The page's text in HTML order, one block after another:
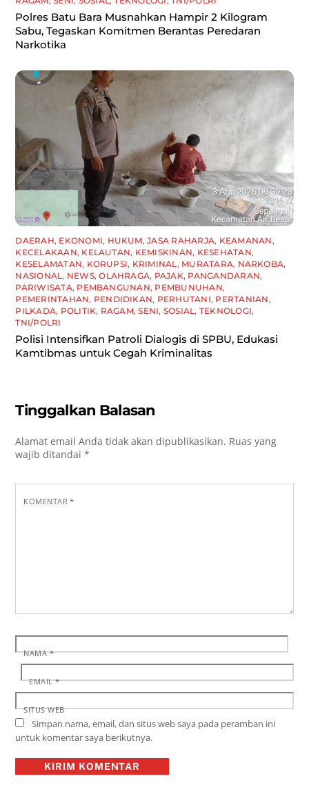
Polres Batu Bara Musnahkan Hampir 2 Kilogram
Sabu, Tegaskan Komitmen Berantas Peredaran
Narkotika
DAERAH, EKONOMI, HUKUM,JASA RAHARJA, KEAMANAN ,
KECELAKAAN, KELAUTAN, KEMISKINAN, KESEHATAN,
KESELAMATAN, KORUPSI, KRIMINAL , MURATARA, NARKOBA,
NASIONAL , NEWS,OLAHRAGA, PAJAK, PANGANDARAN,
PARIWISATA, PEMBANGUNAN, PEMBUNUHAN,
PEMERINTAHAN, PENDIDIKAN, PERHUTANI, PERTANIAN ,
PILKADA, POLITIK, RAGAM,SENI, SOSIAL , TEKNOLOGI,
TNI/POLRI
Polisi Intensifkan Patroli Dialogis di SPBU, Edukasi
Kamtibmas untuk Cegah Kriminalitas
Tinggalkan Balasan
Alamat email Anda tidak akan dipublikasikan. Ruas yang
wajib ditandai*
KOMENTAR*
NAMA*
EMAIL*
SITUS WEB
Simpan nama, email, dan situs web saya pada peramban ini
untuk komentar saya berikutnya.